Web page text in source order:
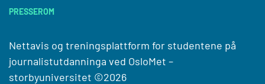
PRESSEROM
Nettavis og treningsplattform for studentene på
journalistutdanninga ved OsloMet –
storbyuniversitet ©2026